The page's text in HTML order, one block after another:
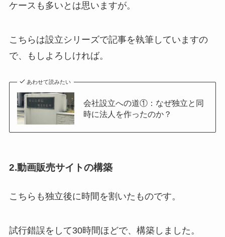
ケースも多いとは思いますが。
こちらは設立シリーズで記事を執筆していますの
で、もしよろしければ。
あわせて読みたい
会社設立への道①：なぜ独立と同
時に法人を作ったのか？
2.動画販売サイトの構築
こちらも独立後に時間を割いたものです。
試行錯誤をして30時間ほどで、構築しました。